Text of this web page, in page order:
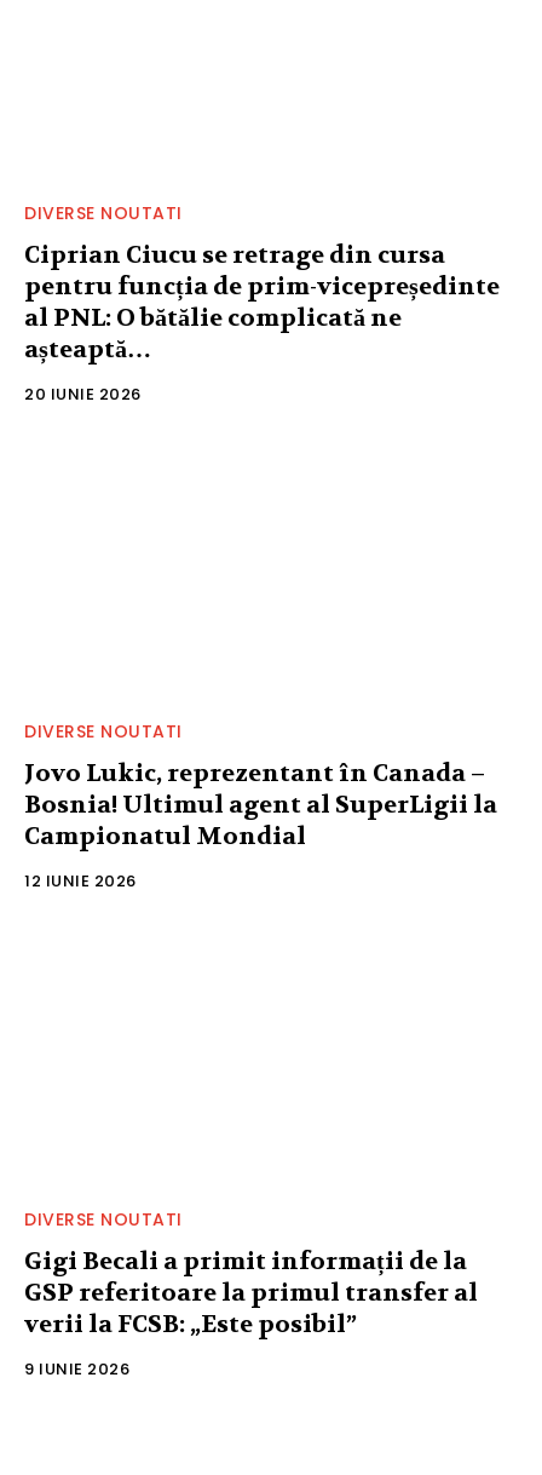
DIVERSE NOUTATI
Ciprian Ciucu se retrage din cursa
pentru funcția de prim-vicepreședinte
al PNL: O bătălie complicată ne
așteaptă…
20 IUNIE 2026
DIVERSE NOUTATI
Jovo Lukic, reprezentant în Canada –
Bosnia! Ultimul agent al SuperLigii la
Campionatul Mondial
12 IUNIE 2026
DIVERSE NOUTATI
Gigi Becali a primit informații de la
GSP referitoare la primul transfer al
verii la FCSB: „Este posibil”
9 IUNIE 2026